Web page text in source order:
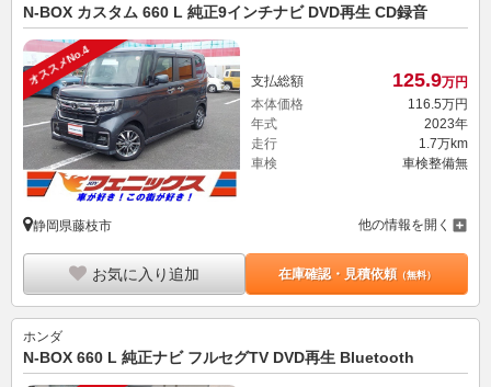
N-BOX カスタム 660 L 純正9インチナビ DVD再生 CD録音
オススメNo.4 支払総額 125.9万円
本体価格
116. 5万円
年式
2023年
走行
1.7万km
車検
車検整備無
静岡県藤枝市 他の情報を開く
お気に入り追加 在庫確認・見積依頼（無料）
ホンダ
N-BOX 660 L 純正ナビ フルセグTV DVD再生 Bluetooth